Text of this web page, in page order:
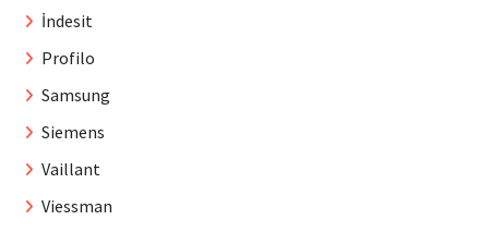
İndesit
Profilo
Samsung
Siemens
Vaillant
Viessman